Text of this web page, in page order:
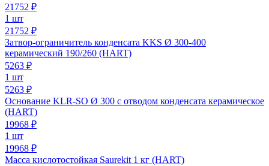
21752 ₽
1 шт
21752 ₽
Затвор-ограничитель конденсата KKS Ø 300-400
керамический 190/260 (HART)
5263 ₽
1 шт
5263 ₽
Основание KLR-SO Ø 300 с отводом конденсата керамическое
(HART)
19968 ₽
1 шт
19968 ₽
Масса кислотостойкая Saurekit 1 кг (HART)